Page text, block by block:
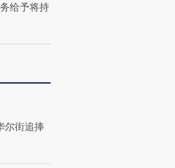
给予将持
尔街追捧